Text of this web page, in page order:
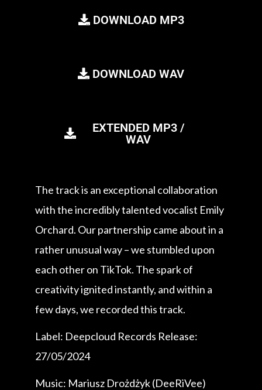
DOWNLOAD MP3
DOWNLOAD WAV
EXTENDED MP3 /
WAV
The track is an exceptional collaboration
with the incredibly talented vocalist Emily
Orchard. Our partnership came about in a
rather unusual way – we stumbled upon
each other on TikTok. The spark of
creativity ignited instantly, and within a
few days, we recorded this track.
Label: Deepcloud Records Release:
27/05/2024
Music: Mariusz Drożdżyk (DeeRiVee)